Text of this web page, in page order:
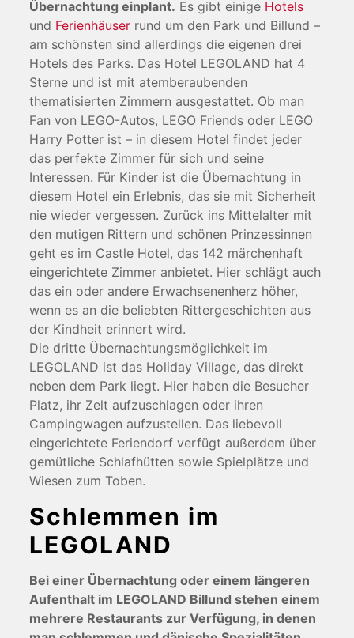
Übernachtung einplant. Es gibt einige Hotels
und Ferienhäuserrund um den Park und Billund –
am schönsten sind allerdings die eigenen drei
Hotels des Parks. Das Hotel LEGOLAND hat 4
Sterne und ist mit atemberaubenden
thematisierten Zimmern ausgestattet. Ob man
Fan von LEGO-Autos, LEGO Friends oder LEGO
Harry Potter ist – in diesem Hotel findet jeder
das perfekte Zimmer für sich und seine
Interessen. Für Kinder ist die Übernachtung in
diesem Hotel ein Erlebnis, das sie mit Sicherheit
nie wieder vergessen. Zurück ins Mittelalter mit
den mutigen Rittern und schönen Prinzessinnen
geht es im Castle Hotel, das 142 märchenhaft
eingerichtete Zimmer anbietet. Hier schlägt auch
das ein oder andere Erwachsenenherz höher,
wenn es an die beliebten Rittergeschichten aus
der Kindheit erinnert wird.
Die dritte Übernachtungsmöglichkeit im
LEGOLAND ist das Holiday Village, das direkt
neben dem Park liegt. Hier haben die Besucher
Platz, ihr Zelt aufzuschlagen oder ihren
Campingwagen aufzustellen. Das liebevoll
eingerichtete Feriendorf verfügt außerdem über
gemütliche Schlafhütten sowie Spielplätze und
Wiesen zum Toben.
Schlemmen im
LEGOLAND
Bei einer Übernachtung oder einem längeren
Aufenthalt im LEGOLAND Billund stehen einem
mehrere Restaurants zur Verfügung, in denen